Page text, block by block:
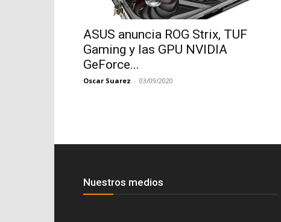
ASUS anuncia ROG Strix, TUF
Gaming y las GPU NVIDIA
GeForce...
Oscar Suarez - 03/09/2020
Nuestros medios